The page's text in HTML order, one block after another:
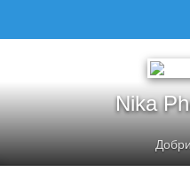
Nika